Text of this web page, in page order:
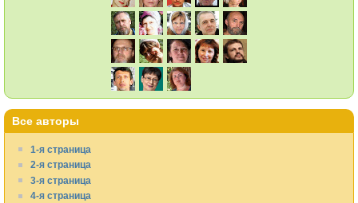
Все авторы
1-я страница
2-я страница
3-я страница
4-я страница